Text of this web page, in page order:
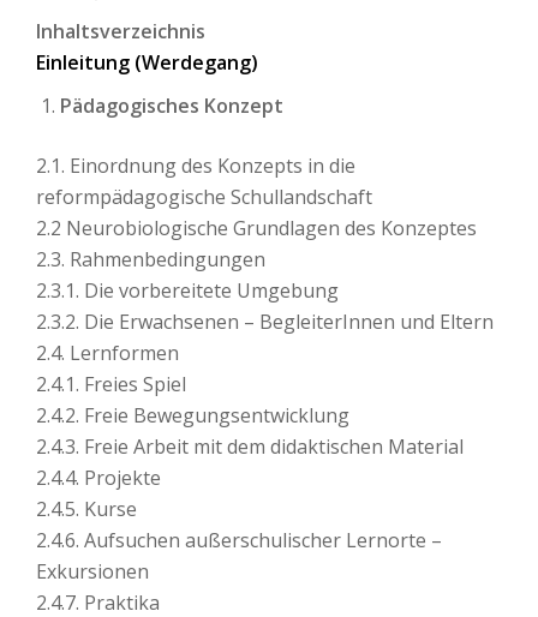
Inhaltsverzeichnis
Einleitung (Werdegang)
Pädagogisches Konzept
2.1. Einordnung des Konzepts in die
reformpädagogische Schullandschaft
2.2 Neurobiologische Grundlagen des Konzeptes
2.3. Rahmenbedingungen
2.3.1. Die vorbereitete Umgebung
2.3.2. Die Erwachsenen – BegleiterInnen und Eltern
2.4. Lernformen
2.4.1. Freies Spiel
2.4.2. Freie Bewegungsentwicklung
2.4.3. Freie Arbeit mit dem didaktischen Material
2.4.4. Projekte
2.4.5. Kurse
2.4.6. Aufsuchen außerschulischer Lernorte –
Exkursionen
2.4.7. Praktika